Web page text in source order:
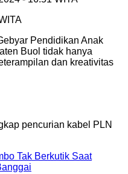
Pendidikan Anak
Buol tidak hanya
dan kreativitas
Tak Berkutik Saat